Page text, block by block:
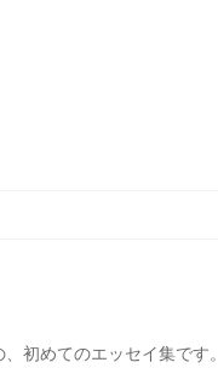
初めてのエッセイ集です。